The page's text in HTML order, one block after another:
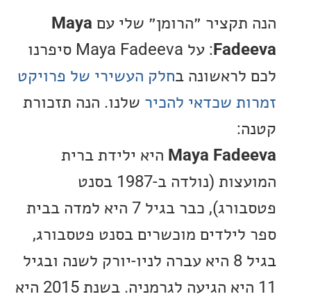
״הרומן״ שלי עםMaya
: על Maya Fadeeva סיפרנו
בחלק העשירי של פרויקט
שכדאי להכירשלנו. הנה תזכורת
Mayaהיא ילידת ברית
המועצות (נולדה ב-1987 בסנט
פטסבורג), כבר בגיל 7 היא למדה בבית
מוכשרים בסנט פטסבורג,
בגיל 8 היא עברה לניו-יורק לשנה ובגיל
11 היא הגיעה לגרמניה. בשנת 2015 היא